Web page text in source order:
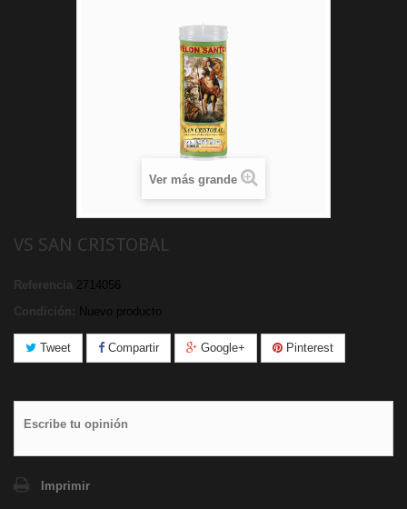
Ver más grande
VS SAN CRISTOBAL
Referencia 2714056
Condición: Nuevo producto
Tweet Compartir Google+ Pinterest
Escribe tu opinión
Imprimir